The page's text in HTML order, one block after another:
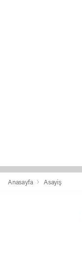
Anasayfa Asayiş